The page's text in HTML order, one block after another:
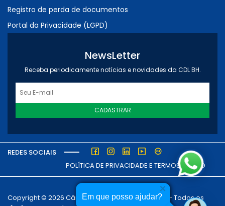
Em que posso ajudar?
Registro de perda de documentos
Portal da Privacidade (LGPD)
NewsLetter
Receba periodicamente notícias e novidades da CDL BH.
CADASTRAR
REDES SOCIAIS
POLÍTICA DE PRIVACIDADE E TERMOS DE USO
Copyright © 2026 Câmara dos Dirigentes Lojistas - Todos os